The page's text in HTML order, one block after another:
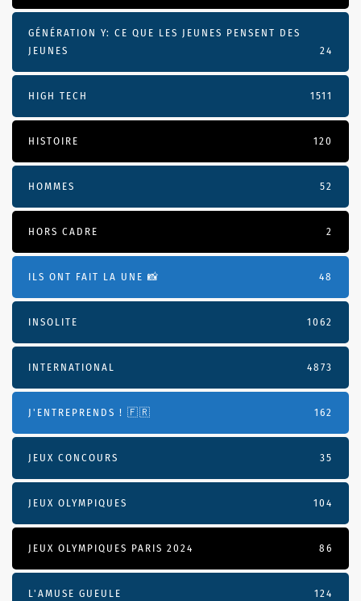
GÉNÉRATION Y: CE QUE LES JEUNES PENSENT DES
JEUNES
24
HIGH TECH 1511
HISTOIRE 120
HOMMES 52
HORS CADRE 2
ILS ONT FAIT LA UNE 📸 48
INSOLITE 1062
INTERNATIONAL 4873
J'ENTREPRENDS ! 🇫🇷 162
JEUX CONCOURS 35
JEUX OLYMPIQUES 104
JEUX OLYMPIQUES PARIS 2024 86
L'AMUSE GUEULE 124